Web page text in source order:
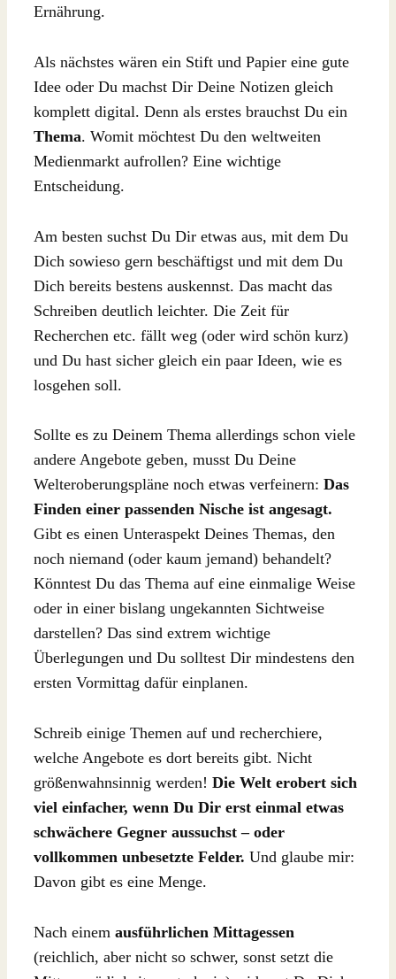
Ernährung.
Als nächstes wären ein Stift und Papier eine gute
Idee oder Du machst Dir Deine Notizen gleich
komplett digital. Denn als erstes brauchst Du ein
Thema. Womit möchtest Du den weltweiten
Medienmarkt aufrollen? Eine wichtige
Entscheidung.
Am besten suchst Du Dir etwas aus, mit dem Du
Dich sowieso gern beschäftigst und mit dem Du
Dich bereits bestens auskennst. Das macht das
Schreiben deutlich leichter. Die Zeit für
Recherchen etc. fällt weg (oder wird schön kurz)
und Du hast sicher gleich ein paar Ideen, wie es
losgehen soll.
Sollte es zu Deinem Thema allerdings schon viele
andere Angebote geben, musst Du Deine
Welteroberungspläne noch etwas verfeinern: Das
Finden einer passenden Nische ist angesagt.
Gibt es einen Unteraspekt Deines Themas, den
noch niemand (oder kaum jemand) behandelt?
Könntest Du das Thema auf eine einmalige Weise
oder in einer bislang ungekannten Sichtweise
darstellen? Das sind extrem wichtige
Überlegungen und Du solltest Dir mindestens den
ersten Vormittag dafür einplanen.
Schreib einige Themen auf und recherchiere,
welche Angebote es dort bereits gibt. Nicht
größenwahnsinnig werden! Die Welt erobert sich
viel einfacher, wenn Du Dir erst einmal etwas
schwächere Gegner aussuchst – oder
vollkommen unbesetzte Felder. Und glaube mir:
Davon gibt es eine Menge.
Nach einem ausführlichen Mittagessen
(reichlich, aber nicht so schwer, sonst setzt die